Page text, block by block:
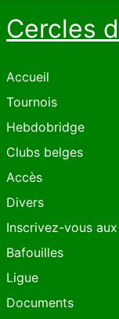
Cercles
Accueil
Tournois
Hebdobridge
Clubs belges
Accès
Divers
Inscrivez-vous
Bafouilles
Ligue
Documents